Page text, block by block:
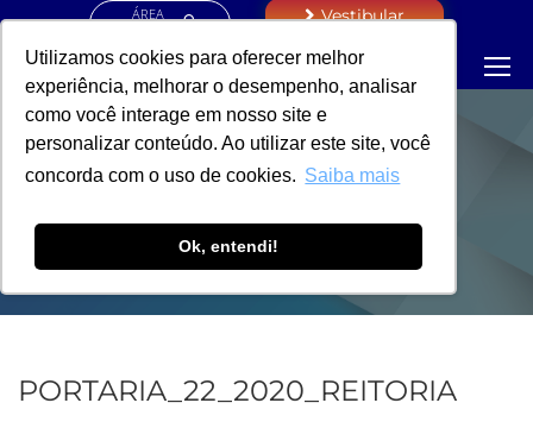
Utilizamos cookies para oferecer melhor
experiência, melhorar o desempenho, analisar
como você interage em nosso site e
personalizar conteúdo. Ao utilizar este site, você
concorda com o uso de cookies. Saiba mais
Ok, entendi!
ÁREA
Vestibular
PORTARIA -
REITORIA
PORTARIA_22_2020_REITORIA